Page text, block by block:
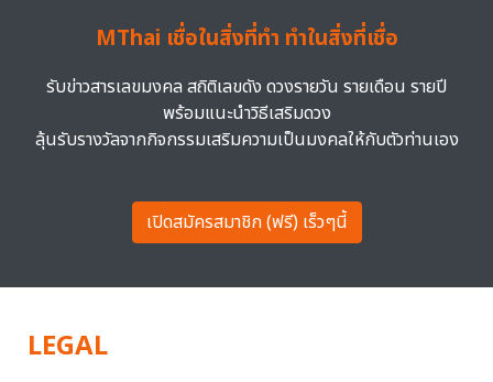
MThai เชื่อในสิ่งที่ทำ ทำในสิ่งที่เชื่อ
รับข่าวสารเลขมงคล สถิติเลขดัง ดวงรายวัน รายเดือน รายปี
พร้อมแนะนำวิธีเสริมดวง
ลุ้นรับรางวัลจากกิจกรรมเสริมความเป็นมงคลให้กับตัวท่านเอง
เปิดสมัครสมาชิก (ฟรี) เร็วๆนี้
LEGAL